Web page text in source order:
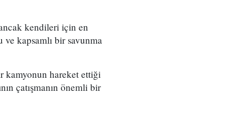
kendileri için en
kapsamlı bir savunma
kamyonun hareket ettiği
çatışmanın önemli bir